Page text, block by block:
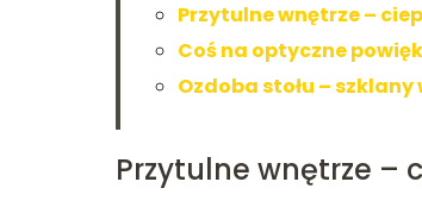
Przytulne wnętrze –
Coś na optyczne
Ozdoba stołu – szklany
Przytulne wnętrze –